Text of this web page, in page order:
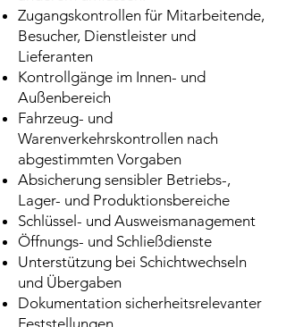
Zugangskontrollen für Mitarbeitende,
Besucher, Dienstleister und
Lieferanten
Kontrollgänge im Innen- und
Außenbereich
Fahrzeug- und
Warenverkehrskontrollen nach
abgestimmten Vorgaben
Absicherung sensibler Betriebs-,
Lager- und Produktionsbereiche
Schlüssel- und Ausweismanagement
Öffnungs- und Schließdienste
Unterstützung bei Schichtwechseln
und Übergaben
Dokumentation sicherheitsrelevanter
Feststellungen